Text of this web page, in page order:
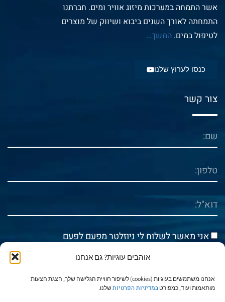
אוהבים עוגיות? גם אנחנו
אנחנו משתמשים בעוגיות (cookies) לשיפור חוויית הגלישה שלך, הצגת הצעות
מותאמות ועוד, כמפורט במדיניות הפרטיותשלנו.
אשר התמחה במערכות מיזוג אוויר ומים. חברתנו
התמחתה לאורך השנים ביבוא ושיווק של מוצרים
לטיפול במים. המשך…
כנסו לערוץ שלנו
צור קשר
אני מאשר לשלוח לי ניוזלטר מפעם לפעם
אני מאשר/ת אתמדיניות הפרטיות